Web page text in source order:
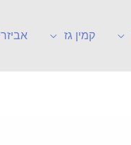
קמין גז